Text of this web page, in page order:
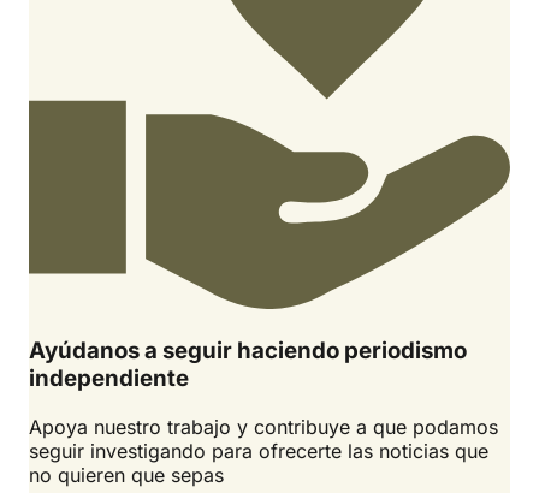
Ayúdanos a seguir haciendo periodismo
independiente
Apoya nuestro trabajo y contribuye a que podamos
seguir investigando para ofrecerte las noticias que
no quieren que sepas